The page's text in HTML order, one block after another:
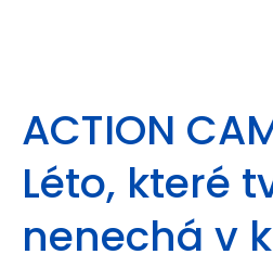
ACTION
Léto, které
nenechá v